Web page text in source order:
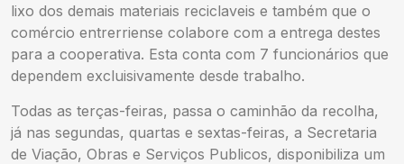
lixo dos demais materiais reciclaveis e também que o
comércio entrerriense colabore com a entrega destes
para a cooperativa. Esta conta com 7 funcionários que
dependem excluisivamente desde trabalho.
Todas as terças-feiras, passa o caminhão da recolha,
já nas segundas, quartas e sextas-feiras, a Secretaria
de Viação, Obras e Serviços Publicos, disponibiliza um